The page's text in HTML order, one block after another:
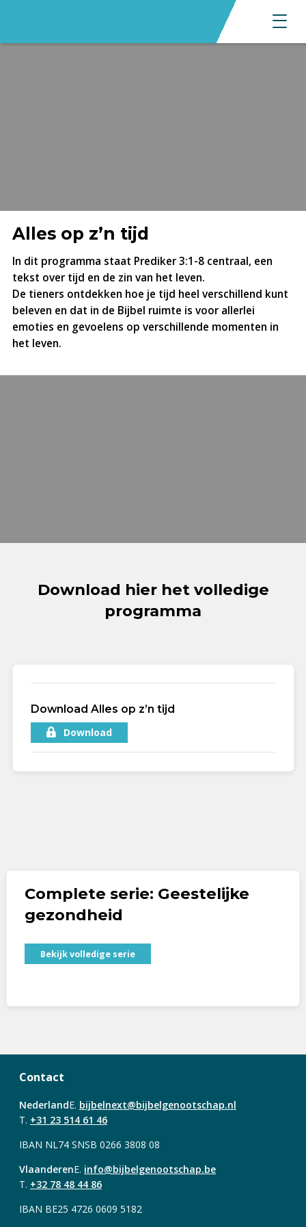
Alles op z’n tijd
In dit programma staat Prediker 3:1-8 centraal, een
tekst over tijd en de zin van het leven.
De tieners ontdekken hoe je tijd heel verschillend kunt
beleven en dat in de Bijbel ruimte is voor allerlei
emoties en gevoelens op verschillende momenten in
het leven.
Download hier het volledige
programma
Download Alles op z’n tijd
Download
Complete serie: Geestelijke
gezondheid
Bekijk volledige serie
Contact
NederlandE. bijbelnext@bijbelgenootschap.nl
T. +31 23 514 61 46
IBAN NL74 SNSB 0266 3808 08
VlaanderenE. info@bijbelgenootschap.be
T. +32 78 48 44 86
IBAN BE25 4726 0609 5182